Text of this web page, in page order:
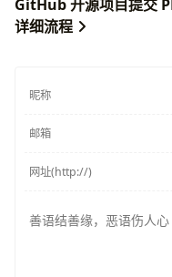
GitHub 开源项目提交
详细流程